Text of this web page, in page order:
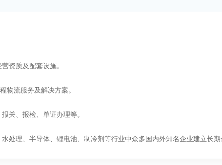
资质及配套设施。
物流服务及解决方案。
关、报检、单证办理等。
处理、半导体、锂电池、制冷剂等行业中众多国内外知名企业建立长